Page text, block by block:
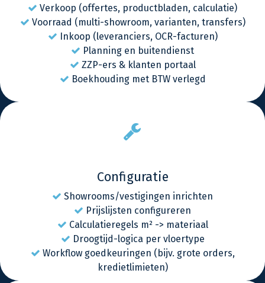
Verkoop (offertes, productbladen, calculatie)
Voorraad (multi-showroom, varianten, transfers)
Inkoop (leveranciers, OCR-facturen)
Planning en buitendienst
ZZP-ers & klanten portaal
Boekhouding met BTW verlegd
Configuratie
Showrooms/vestigingen inrichten
Prijslijsten configureren
Calculatieregels m² -> materiaal
Droogtijd-logica per vloertype
Workflow goedkeuringen (bijv. grote orders,
kredietlimieten)